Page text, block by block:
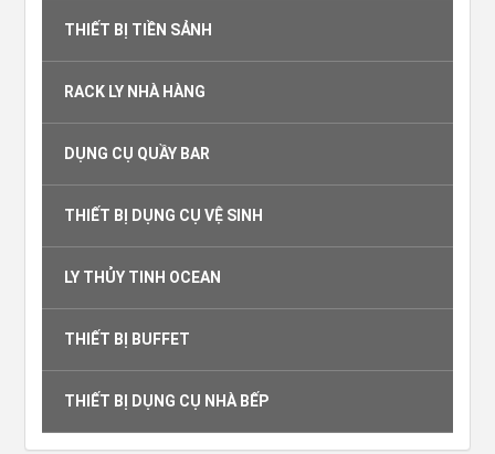
THIẾT BỊ TIỀN SẢNH
RACK LY NHÀ HÀNG
DỤNG CỤ QUẦY BAR
THIẾT BỊ DỤNG CỤ VỆ SINH
LY THỦY TINH OCEAN
THIẾT BỊ BUFFET
THIẾT BỊ DỤNG CỤ NHÀ BẾP